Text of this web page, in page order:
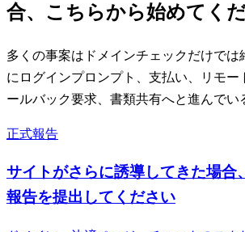
合、こちらから始めてく
多くの事案はドメインチェックだけでは
にログインプロンプト、支払い、リモー
ールバック要求、書類共有へと進んでい
正式報告
サイトがさらに誘導してきた場合
報告を提出してください